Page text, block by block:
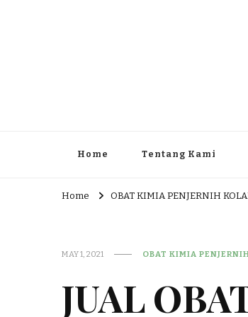
Home Tentang Kami
Home OBAT KIMIA PENJERNIH
MAY 1, 2021 OBAT KIMIA
JUAL